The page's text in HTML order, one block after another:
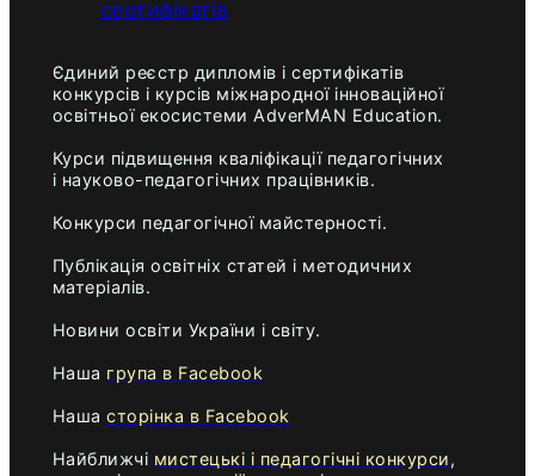
Єдиний реєстр дипломів і сертифікатів
конкурсів і курсів міжнародної інноваційної
освітньої екосистеми AdverMAN Education.
Курси підвищення кваліфікації педагогічних
і науково-педагогічних працівників.
Конкурси педагогічної майстерності.
Публікація освітніх статей і методичних
матеріалів.
Новини освіти України і світу.
Наша група в Facebook
Нашасторінка в Facebook
Найближчі мистецькі і педагогічні конкурси,